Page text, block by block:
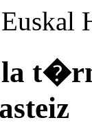
Euskal
la